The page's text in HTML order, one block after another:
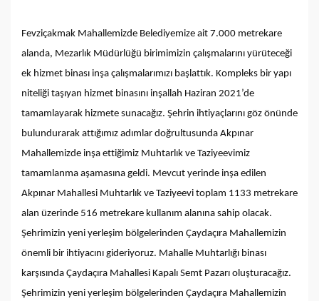
Fevziçakmak Mahallemizde Belediyemize ait 7.000 metrekare
alanda, Mezarlık Müdürlüğü birimimizin çalışmalarını yürüteceği
ek hizmet binası inşa çalışmalarımızı başlattık. Kompleks bir yapı
niteliği taşıyan hizmet binasını inşallah Haziran 2021’de
tamamlayarak hizmete sunacağız. Şehrin ihtiyaçlarını göz önünde
bulundurarak attığımız adımlar doğrultusunda Akpınar
Mahallemizde inşa ettiğimiz Muhtarlık ve Taziyeevimiz
tamamlanma aşamasına geldi. Mevcut yerinde inşa edilen
Akpınar Mahallesi Muhtarlık ve Taziyeevi toplam 1133 metrekare
alan üzerinde 516 metrekare kullanım alanına sahip olacak.
Şehrimizin yeni yerleşim bölgelerinden Çaydaçıra Mahallemizin
önemli bir ihtiyacını gideriyoruz. Mahalle Muhtarlığı binası
karşısında Çaydaçıra Mahallesi Kapalı Semt Pazarı oluşturacağız.
Şehrimizin yeni yerleşim bölgelerinden Çaydaçıra Mahallemizin